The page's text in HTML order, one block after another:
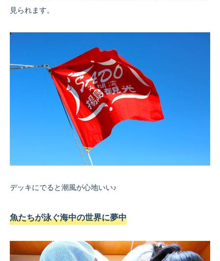
見られます。
デッキにでると潮風が心地いい♪
魚たちが泳ぐ海中の世界に夢中